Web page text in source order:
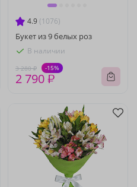
4.9 (1076)
Букет из 9 белых роз
В наличии
3 280 ₽ -15%
2 790 ₽